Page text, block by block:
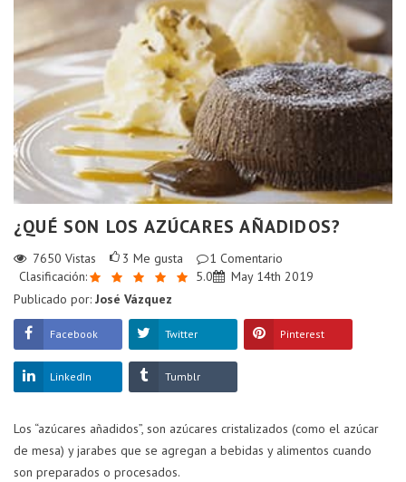
¿QUÉ SON LOS AZÚCARES AÑADIDOS?
7650 Vistas 3 Me gusta 1 Comentario
Clasificación:
5.0
May 14th 2019
Publicado por: José Vázquez
Facebook Twitter Pinterest
LinkedIn Tumblr
Los “azúcares añadidos”, son azúcares cristalizados (como el azúcar
de mesa) y jarabes que se agregan a bebidas y alimentos cuando
son preparados o procesados.